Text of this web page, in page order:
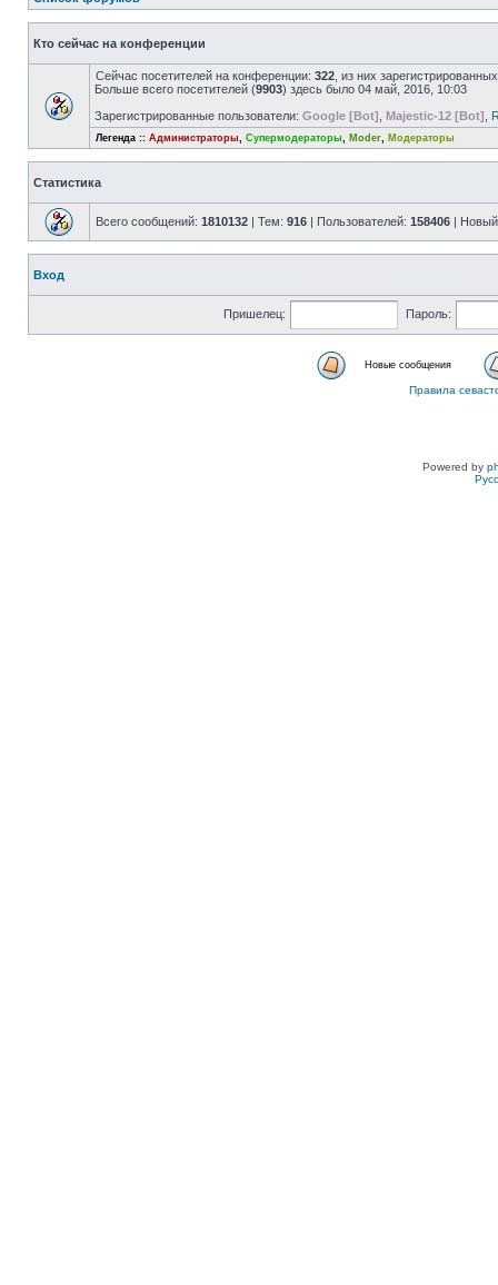
Кто сейчас на конференции
Сейчас посетителей на конференции: 322 , из них
Больше всего посетителей (9903) здесь было 04 май, 2016, 10:03
Зарегистрированные пользователи: Google [Bot] Majestic-12 [Bot]
Легенда :: Администраторы, Супермодераторы, Moder, Модераторы
Статистика
Всего сообщений: 1810132 | Тем: 916 | Пользователей: 158406 |
Вход
Пришелец: Пароль:
Новые сообщения
Правила
Powered by